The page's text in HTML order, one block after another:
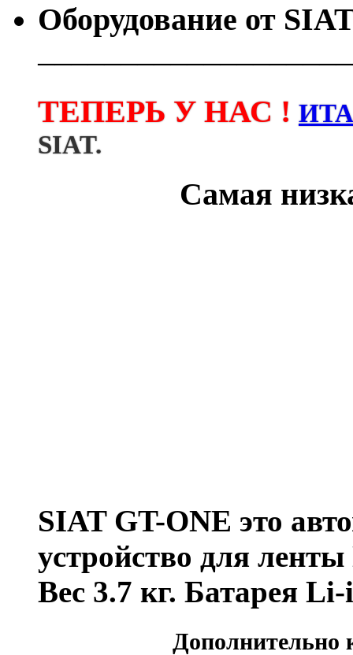
Оборудование от
ТЕПЕРЬ У НАС !
SIAT.
Самая
SIAT GT-ONE это
устройство для
Вес 3.7 кг. Батарея
Дополнительно